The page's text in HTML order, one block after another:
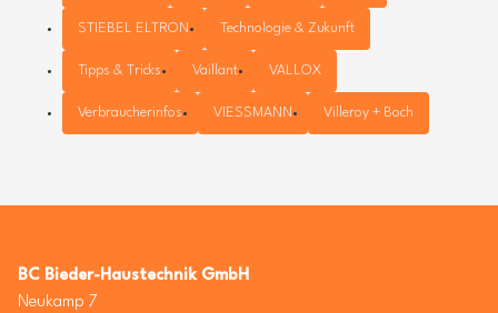
STIEBEL ELTRON Technologie & Zukunft
Tipps & Tricks Vaillant VALLOX
Verbraucherinfos VIESSMANN Villeroy + Boch
BC Bieder-Haustechnik GmbH
Neukamp 7